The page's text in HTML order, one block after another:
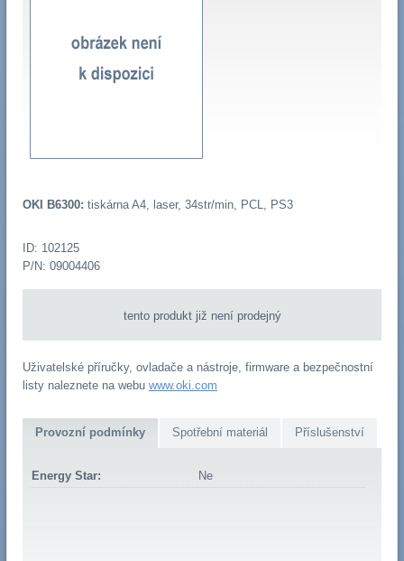
OKI B6300: tiskárna A4, laser, 34str/min, PCL, PS3
ID: 102125
P/N: 09004406
tento produkt již není prodejný
Uživatelské příručky, ovladače a nástroje, firmware a bezpečnostní
listy naleznete na webu www.oki.com
Provozní podmínky Spotřební materiál Příslušenství
Energy Star: Ne